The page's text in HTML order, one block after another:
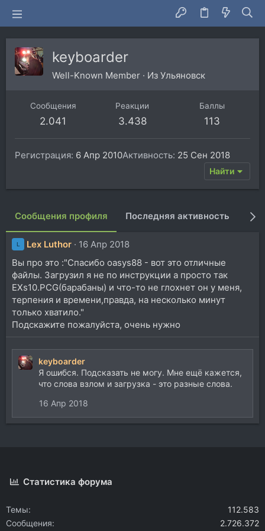
keyboarder
Well-Known Member · Из Ульяновск
Сообщения
2.041
Реакции
3.438
Баллы
113
Регистрация 6 Апр 2010Активность 25 Сен 2018
Найти
Сообщения профиля Последняя активность
L Lex Luthor
16 Апр 2018
Вы про это :"Спасибо oasys88 - вот это отличные
файлы. Загрузил я не по инструкции а просто так
EXs10.PCG(барабаны) и что-то не глохнет он у меня,
терпения и времени,правда, на несколько минут
только хватило."
Подскажите пожалуйста, очень нужно
keyboarder
Я ошибся. Подсказать не могу. Мне ещё кажется,
что слова взлом и загрузка - это разные слова.
16 Апр 2018
Статистика форума
Темы
112.583
Сообщения
2.726.372